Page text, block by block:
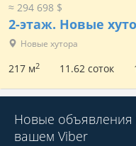
≈ 294 698 $
2-этаж. Новые
Новые хутора
217 м2 11.62 соток
Новые объявления
вашем Viber